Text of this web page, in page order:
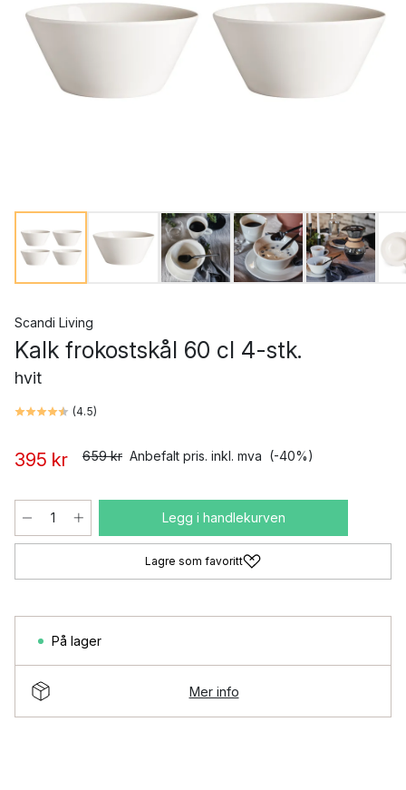
Scandi Living
Kalk frokostskål 60 cl 4-stk.
hvit
(4.5)
395 kr 659 kr Anbefalt pris. inkl. mva (-40%)
Legg i handlekurven
Lagre som favoritt
På lager
Mer info